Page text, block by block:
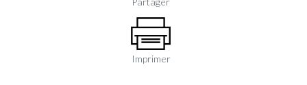
Imprimer